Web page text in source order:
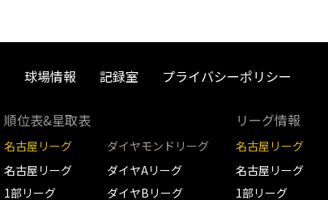
球場情報 記録室 プライバシーポリシー
順位表&星取表
名古屋リーグ
名古屋リーグ
1部リーグ
ダイヤモンドリーグ
ダイヤAリーグ
ダイヤBリーグ
リーグ情報
名古屋リーグ
名古屋リーグ
1部リーグ